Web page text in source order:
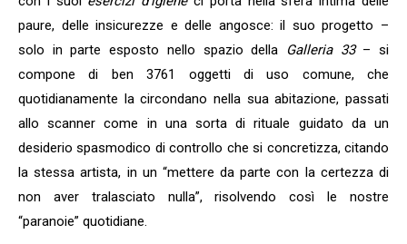
paure, delle insicurezze e delle angosce: il suo progetto –
solo in parte esposto nello spazio della
Galleria 33– si
compone di ben 3761 oggetti di uso comune, che
quotidianamente la circondano nella sua abitazione, passati
allo scanner come in una sorta di rituale guidato da un
desiderio spasmodico di controllo che si concretizza, citando
la stessa artista, in un “mettere da parte con la certezza di
non aver tralasciato nulla”, risolvendo così le nostre
“paranoie” quotidiane.